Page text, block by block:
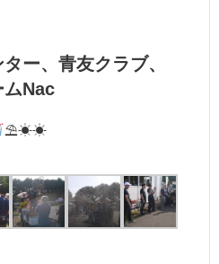
ー、青友クラブ、
ムNac
⛱☀☀